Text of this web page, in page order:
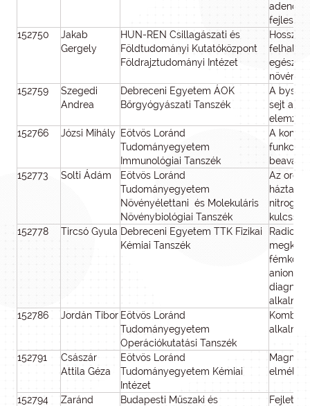
152750
Jakab
Gergely
HUN-REN Csillagászati és
Földtudományi Kutatóközpont
Földrajztudományi Intézet
Hosszú
152759
Szegedi
Andrea
Debreceni Egyetem ÁOK
Bőrgyógyászati Tanszék
A
sejt
152766
Józsi Mihály Eötvös Loránd
Tudományegyetem
Immunológiai Tanszék
A
152773
Solti Ádám
Eötvös Loránd
Tudományegyetem
Növényélettani és Molekuláris
Növénybiológiai Tanszék
Az
152778
Tircsó Gyula Debreceni Egyetem TTK Fizikai
Kémiai Tanszék
152786
Jordán Tibor Eötvös Loránd
Tudományegyetem
Operációkutatási Tanszék
152791
Császár
Attila Géza
Eötvös Loránd
Tudományegyetem Kémiai
Intézet
elméleti
152794
Zaránd
Budapesti Műszaki és
Fejlett